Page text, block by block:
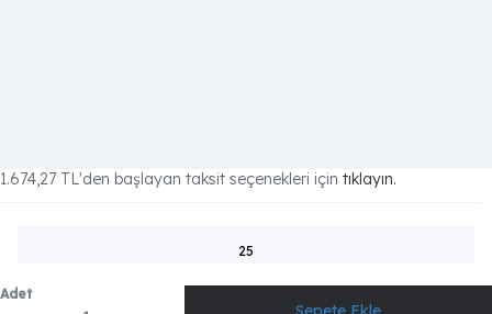
1.674,27 TL'den başlayan taksit seçenekleri için tıklayın.
25
Adet